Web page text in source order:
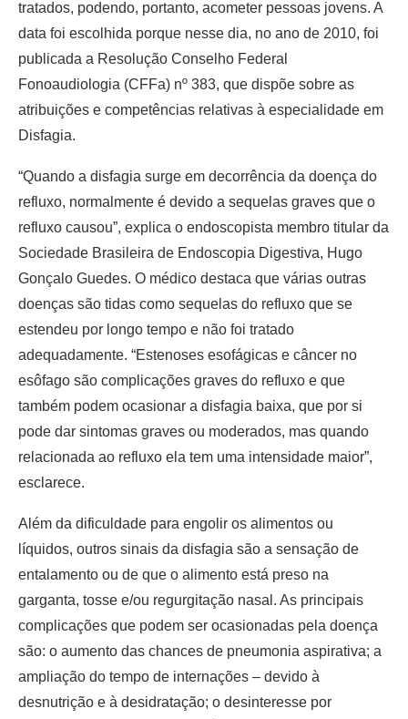
tratados, podendo, portanto, acometer pessoas jovens. A
data foi escolhida porque nesse dia, no ano de 2010, foi
publicada a Resolução Conselho Federal
Fonoaudiologia (CFFa) nº 383, que dispõe sobre as
atribuições e competências relativas à especialidade em
Disfagia.
“Quando a disfagia surge em decorrência da doença do
refluxo, normalmente é devido a sequelas graves que o
refluxo causou”, explica o endoscopista membro titular da
Sociedade Brasileira de Endoscopia Digestiva, Hugo
Gonçalo Guedes. O médico destaca que várias outras
doenças são tidas como sequelas do refluxo que se
estendeu por longo tempo e não foi tratado
adequadamente. “Estenoses esofágicas e câncer no
esôfago são complicações graves do refluxo e que
também podem ocasionar a disfagia baixa, que por si
pode dar sintomas graves ou moderados, mas quando
relacionada ao refluxo ela tem uma intensidade maior”,
esclarece.
Além da dificuldade para engolir os alimentos ou
líquidos, outros sinais da disfagia são a sensação de
entalamento ou de que o alimento está preso na
garganta, tosse e/ou regurgitação nasal. As principais
complicações que podem ser ocasionadas pela doença
são: o aumento das chances de pneumonia aspirativa; a
ampliação do tempo de internações – devido à
desnutrição e à desidratação; o desinteresse por